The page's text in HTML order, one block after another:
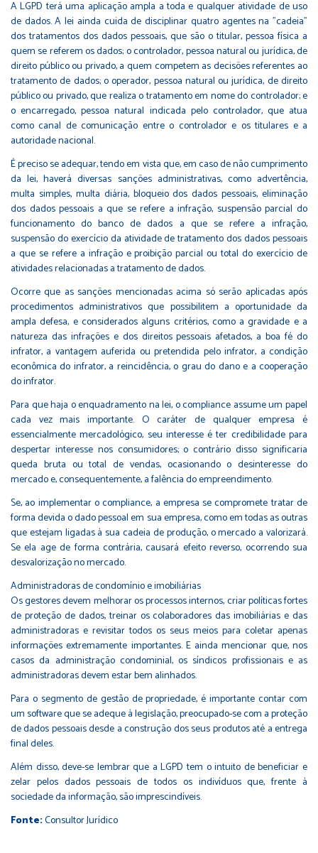
A LGPD terá uma aplicação ampla a toda e qualquer atividade de uso
de dados. A lei ainda cuida de disciplinar quatro agentes na "cadeia"
dos tratamentos dos dados pessoais, que são o titular, pessoa física a
quem se referem os dados; o controlador, pessoa natural ou jurídica, de
direito público ou privado, a quem competem as decisões referentes ao
tratamento de dados; o operador, pessoa natural ou jurídica, de direito
público ou privado, que realiza o tratamento em nome do controlador; e
o encarregado, pessoa natural indicada pelo controlador, que atua
como canal de comunicação entre o controlador e os titulares e a
autoridade nacional.
É preciso se adequar, tendo em vista que, em caso de não cumprimento
da lei, haverá diversas sanções administrativas, como advertência,
multa simples, multa diária, bloqueio dos dados pessoais, eliminação
dos dados pessoais a que se refere a infração, suspensão parcial do
funcionamento do banco de dados a que se refere a infração,
suspensão do exercício da atividade de tratamento dos dados pessoais
a que se refere a infração e proibição parcial ou total do exercício de
atividades relacionadas a tratamento de dados.
Ocorre que as sanções mencionadas acima só serão aplicadas após
procedimentos administrativos que possibilitem a oportunidade da
ampla defesa, e considerados alguns critérios, como a gravidade e a
natureza das infrações e dos direitos pessoais afetados, a boa fé do
infrator, a vantagem auferida ou pretendida pelo infrator, a condição
econômica do infrator, a reincidência, o grau do dano e a cooperação
do infrator.
Para que haja o enquadramento na lei, o compliance assume um papel
cada vez mais importante. O caráter de qualquer empresa é
essencialmente mercadológico, seu interesse é ter credibilidade para
despertar interesse nos consumidores; o contrário disso significaria
queda bruta ou total de vendas, ocasionando o desinteresse do
mercado e, consequentemente, a falência do empreendimento.
Se, ao implementar o compliance, a empresa se compromete tratar de
forma devida o dado pessoal em sua empresa, como em todas as outras
que estejam ligadas à sua cadeia de produção, o mercado a valorizará.
Se ela age de forma contrária, causará efeito reverso, ocorrendo sua
desvalorização no mercado.
Administradoras de condomínio e imobiliárias
Os gestores devem melhorar os processos internos, criar políticas fortes
de proteção de dados, treinar os colaboradores das imobiliárias e das
administradoras e revisitar todos os seus meios para coletar apenas
informações extremamente importantes. E ainda mencionar que, nos
casos da administração condominial, os síndicos profissionais e as
administradoras devem estar bem alinhados.
Para o segmento de gestão de propriedade, é importante contar com
um software que se adeque à legislação, preocupado-se com a proteção
de dados pessoais desde a construção dos seus produtos até a entrega
final deles.
Além disso, deve-se lembrar que a LGPD tem o intuito de beneficiar e
zelar pelos dados pessoais de todos os indivíduos que, frente à
sociedade da informação, são imprescindíveis.
Fonte:Consultor Jurídico